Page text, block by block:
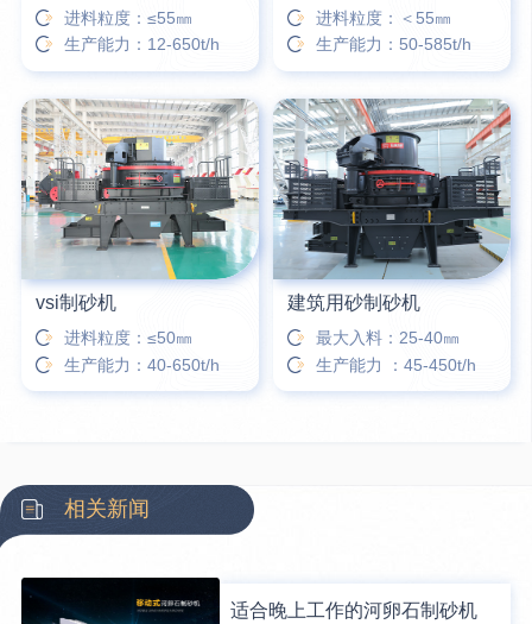
进料粒度：≤55㎜
生产能力：12-650t/h
进料粒度：＜55㎜
生产能力：50-585t/h
vsi制砂机
进料粒度：≤50㎜
生产能力：40-650t/h
建筑用砂制砂机
最大入料：25-40㎜
生产能力 ：45-450t/h
相关新闻
适合晚上工作的河卵石制砂机